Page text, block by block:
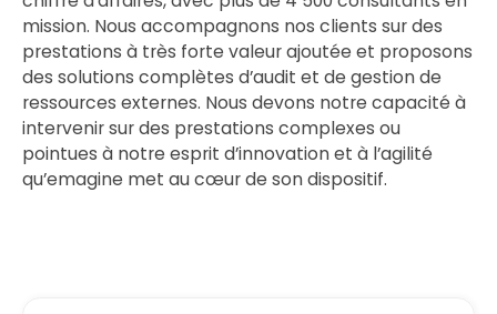
mission. Nous accompagnons nos clients sur des
prestations à très forte valeur ajoutée et proposons
des solutions complètes d’audit et de gestion de
ressources externes. Nous devons notre capacité à
intervenir sur des prestations complexes ou
pointues à notre esprit d’innovation et à l’agilité
qu’emagine met au cœur de son dispositif.